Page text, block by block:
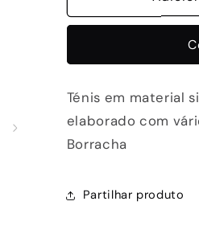
SAPATILHA
42EX53
Ténis em material
elaborado com
Borracha
Partilhar produto